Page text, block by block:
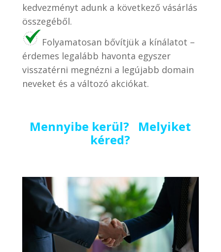
kedvezményt adunk a következő vásárlás
összegéből.
Folyamatosan bővítjük a kínálatot –
érdemes legalább havonta egyszer
visszatérni megnézni a legújabb domain
neveket és a változó akciókat.
Mennyibe kerül? Melyiket
kéred?